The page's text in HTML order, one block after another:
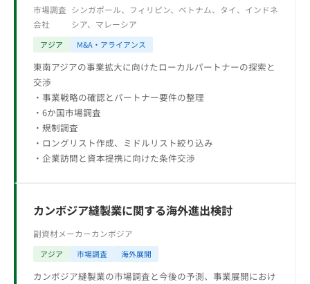
市場調査
会社
シンガポール、フィリピン、ベトナム、タイ、インドネ
シア、マレーシア
アジア M&A・アライアンス
東南アジアの事業拡大に向けたローカルパートナーの探索と
交渉
・事業戦略の確認とパートナー要件の整理
・6か国市場調査
・規制調査
・ロングリスト作成、ミドルリスト絞り込み
・企業訪問と資本提携に向けた条件交渉
カンボジア縫製業に関する海外進出検討
副資材メーカーカンボジア
アジア 市場調査 海外展開
カンボジア縫製業の市場調査と今後の予測、事業展開におけ